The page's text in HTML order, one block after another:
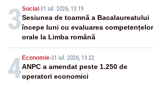
3 Social -31 iul. 2026, 13:19
Sesiunea de toamnă a Bacalaureatului
începe luni cu evaluarea competențelor
orale la Limba română
4 Economie-31 iul. 2026, 13:22
ANPC a amendat peste 1.250 de
operatori economici